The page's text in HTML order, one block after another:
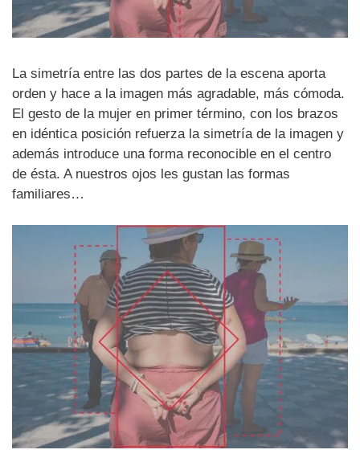
La simetría entre las dos partes de la escena aporta
orden y hace a la imagen más agradable, más cómoda.
El gesto de la mujer en primer término, con los brazos
en idéntica posición refuerza la simetría de la imagen y
además introduce una forma reconocible en el centro
de ésta. A nuestros ojos les gustan las formas
familiares…